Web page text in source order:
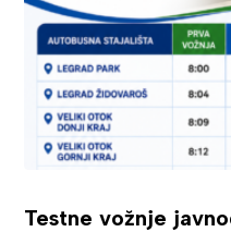
Testne vožnje